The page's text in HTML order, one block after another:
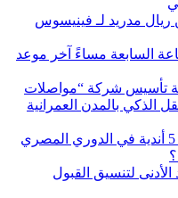
مدريد لـ فينيسوس
السابعة مساءً آخر موعد
تأسيس شركة “مواصلات
بالمدن العمرانية
لتنسيق القبول